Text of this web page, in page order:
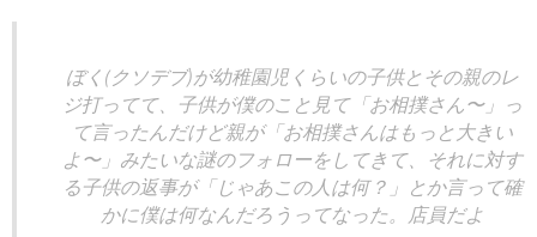
ぼく(クソデブ)が幼稚園児くらいの子供とその親のレ
ジ打ってて、子供が僕のこと見て「お相撲さん〜」っ
て言ったんだけど親が「お相撲さんはもっと大きい
よ〜」みたいな謎のフォローをしてきて、それに対す
る子供の返事が「じゃあこの人は何？」とか言って確
かに僕は何なんだろうってなった。店員だよ